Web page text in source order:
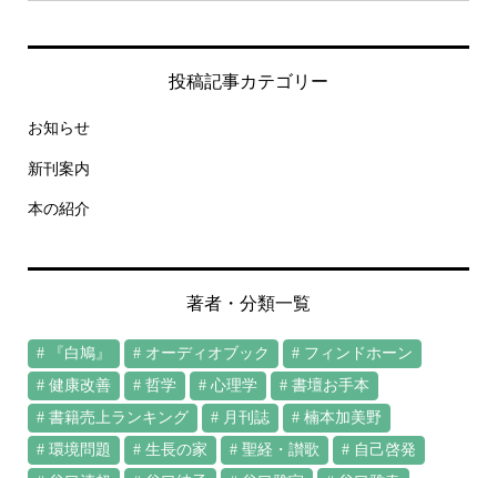
投稿記事カテゴリー
お知らせ
新刊案内
本の紹介
著者・分類一覧
『白鳩』 オーディオブック
フィンドホーン
健康改善
哲学 心理学
書壇お手本
書籍売上ランキング
月刊誌
楠本加美野
環境問題
生長の家 聖経・讃歌
自己啓発